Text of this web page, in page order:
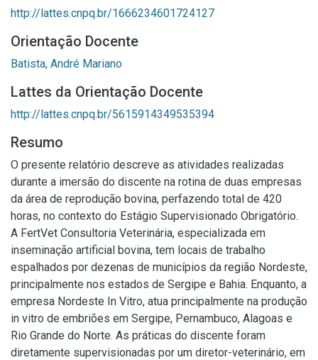
http://lattes.cnpq.br/1666234601724127
Orientação Docente
Batista, André Mariano
Lattes da Orientação Docente
http://lattes.cnpq.br/5615914349535394
Resumo
O presente relatório descreve as atividades realizadas
durante a imersão do discente na rotina de duas empresas
da área de reprodução bovina, perfazendo total de 420
horas, no contexto do Estágio Supervisionado Obrigatório.
A FertVet Consultoria Veterinária, especializada em
inseminação artificial bovina, tem locais de trabalho
espalhados por dezenas de municípios da região Nordeste,
principalmente nos estados de Sergipe e Bahia. Enquanto, a
empresa Nordeste In Vitro, atua principalmente na produção
in vitro de embriões em Sergipe, Pernambuco, Alagoas e
Rio Grande do Norte. As práticas do discente foram
diretamente supervisionadas por um diretor-veterinário, em